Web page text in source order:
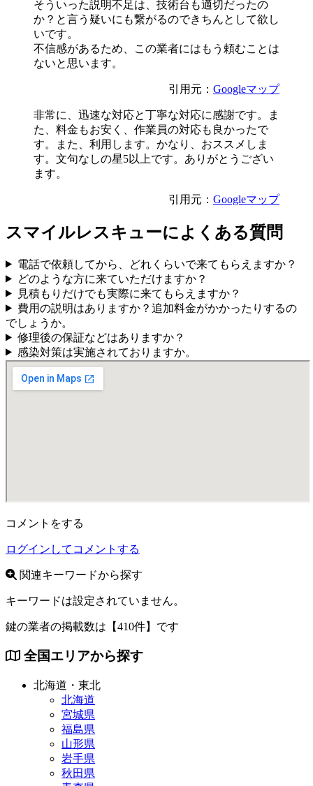
そういった説明不足は、技術台も適切だったの
か？と言う疑いにも繋がるのできちんとして欲し
いです。
不信感があるため、この業者にはもう頼むことは
ないと思います。
引用元： Googleマップ
非常に、迅速な対応と丁寧な対応に感謝です。ま
た、料金もお安く、作業員の対応も良かったで
す。また、利用します。かなり、おススメしま
す。文句なしの星5以上です。ありがとうござい
ます。
引用元： Googleマップ
スマイルレスキューによくある質問
電話で依頼してから、どれくらいで来てもらえますか？
どのような方に来ていただけますか？
見積もりだけでも実際に来てもらえますか？
費用の説明はありますか？追加料金がかかったりするの
でしょうか。
修理後の保証などはありますか？
感染対策は実施されておりますか。
コメントをする
ログインしてコメントする
関連キーワードから探す
キーワードは設定されていません。
鍵の業者の掲載数は 【410件】 です
全国エリアから探す
北海道・東北
北海道
宮城県
福島県
山形県
岩手県
秋田県